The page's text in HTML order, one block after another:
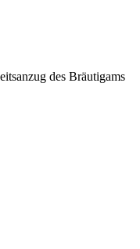
des Bräutigams